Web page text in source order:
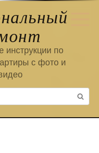
инструкции по
с фото и